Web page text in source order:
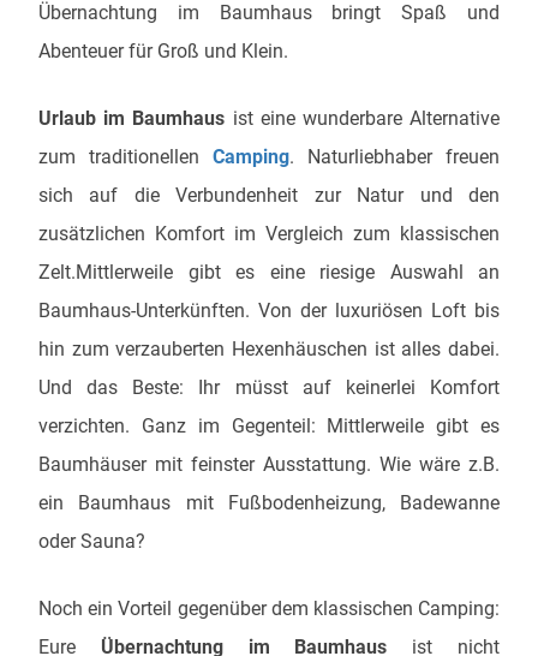
Übernachtung im Baumhaus bringt Spaß und
Abenteuer für Groß und Klein.
Urlaub im Baumhaus ist eine wunderbare Alternative
zum traditionellen Camping. Naturliebhaber freuen
sich auf die Verbundenheit zur Natur und den
zusätzlichen Komfort im Vergleich zum klassischen
Zelt.Mittlerweile gibt es eine riesige Auswahl an
Baumhaus-Unterkünften. Von der luxuriösen Loft bis
hin zum verzauberten Hexenhäuschen ist alles dabei.
Und das Beste: Ihr müsst auf keinerlei Komfort
verzichten. Ganz im Gegenteil: Mittlerweile gibt es
Baumhäuser mit feinster Ausstattung. Wie wäre z.B.
ein Baumhaus mit Fußbodenheizung, Badewanne
oder Sauna?
Noch ein Vorteil gegenüber dem klassischen Camping:
Eure Übernachtung im Baumhaus ist nicht